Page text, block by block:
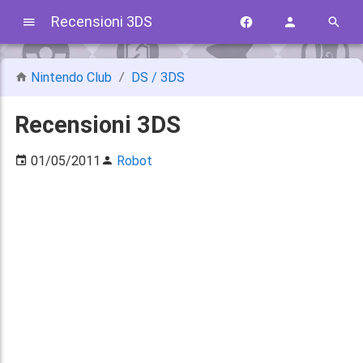
Recensioni 3DS
Nintendo Club DS / 3DS
Recensioni 3DS
01/05/2011 Robot